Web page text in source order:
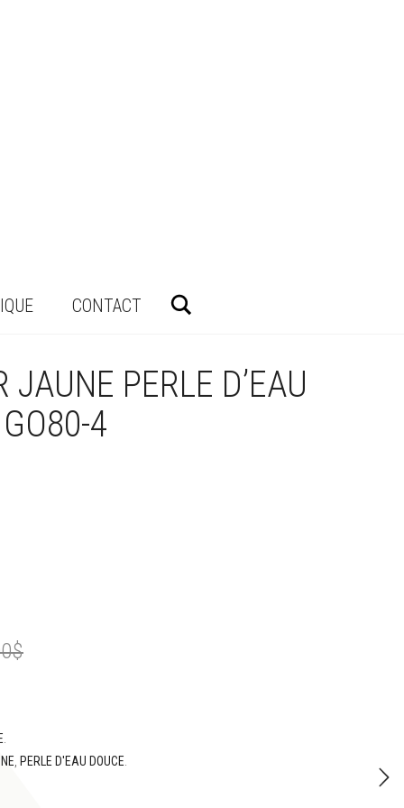
CONTACT
JAUNE PERLE D’EAU
4
$Le
Le
PERLE D'EAU DOUCE